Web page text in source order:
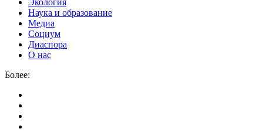
Экология
Наука и образование
Медиа
Социум
Диаспора
О нас
Более: